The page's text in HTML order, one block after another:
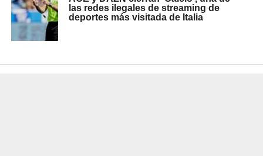
las redes ilegales de streaming de
deportes más visitada de Italia